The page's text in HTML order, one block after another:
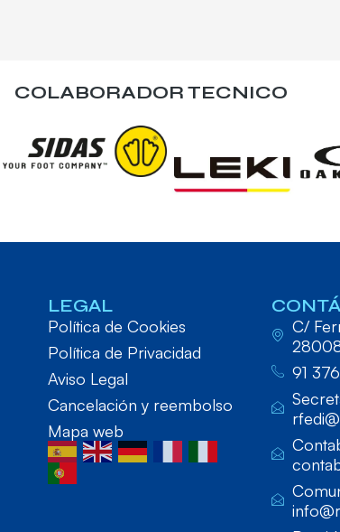
COLABORADOR TECNICO
LEGAL
Política de Cookies
Política de Privacidad
Aviso Legal
Cancelación y reembolso
Mapa web
C/
91